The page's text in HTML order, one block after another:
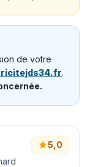
de votre
.
5,0